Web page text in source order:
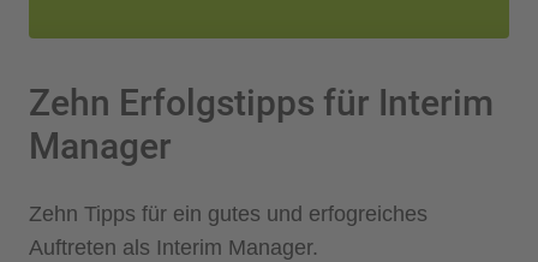
Zehn Erfolgstipps für Interim
Manager
Zehn Tipps für ein gutes und erfogreiches
Auftreten als Interim Manager.